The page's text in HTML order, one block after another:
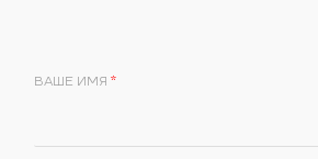
ВАШЕ ИМЯ *